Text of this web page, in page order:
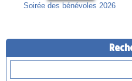
Soirée des bénévoles 2026